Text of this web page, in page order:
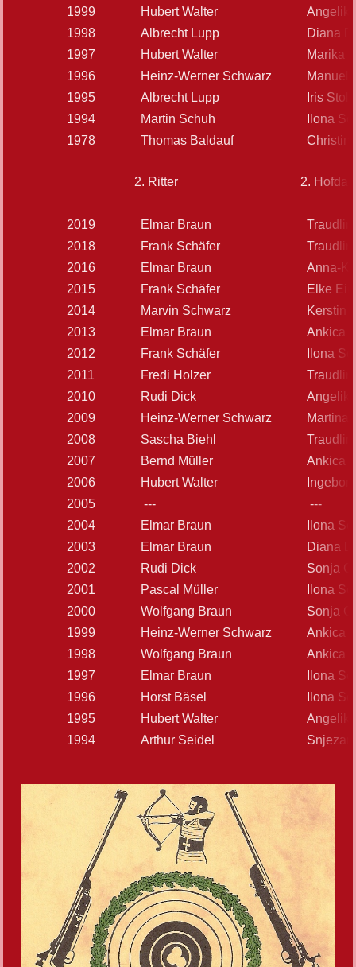
1999
Hubert Walter
1998
Albrecht Lupp
Diana
1997
Hubert Walter
Marika
1996
Heinz-Werner Schwarz
1995
Albrecht Lupp
Iris Stoll
1994
Martin Schuh
Ilona
1978
Thomas Baldauf
2. Ritter 2.
2019 Elmar Braun
2018
Frank Schäfer
2016
Elmar Braun
Anna-
2015
Frank Schäfer
Elke
2014
Marvin Schwarz
Kerstin
2013
Elmar Braun
Ankica
2012
Frank Schäfer
Ilona
2011
Fredi Holzer
2010
Rudi Dick
2009
Heinz-Werner Schwarz
Martina
2008
Sascha Biehl
2007
Bernd Müller
Ankica
2006
Hubert Walter
2005
---
---
2004
Elmar Braun
Ilona
2003
Elmar Braun
Diana
2002
Rudi Dick
Sonja
2001
Pascal Müller
Ilona
2000
Wolfgang Braun
Sonja
1999
Heinz-Werner Schwarz
Ankica
1998
Wolfgang Braun
Ankica
1997
Elmar Braun
Ilona
1996
Horst Bäsel
Ilona
1995
Hubert Walter
1994
Arthur Seidel